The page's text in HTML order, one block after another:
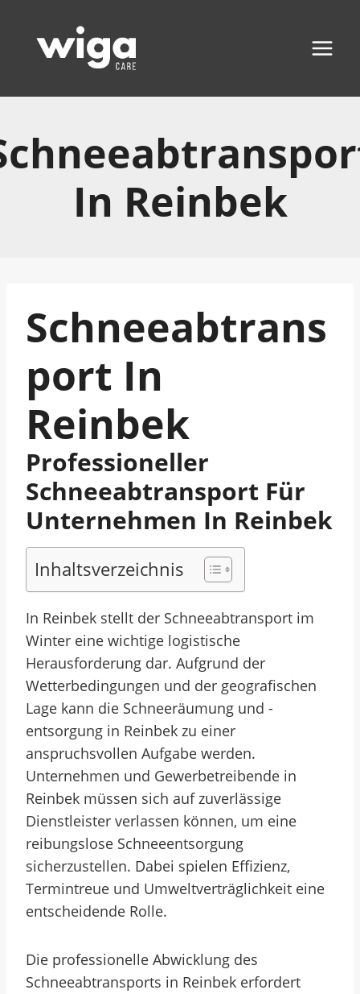
Inhalt
springen
In Reinbek
Schneeabtrans
Port In
Reinbek
Professioneller
Schneeabtransport Für
Unternehmen In Reinbek
Inhaltsverzeichnis
In Reinbek stellt der Schneeabtransport im
Winter eine wichtige logistische
Herausforderung dar. Aufgrund der
Wetterbedingungen und der geografischen
Lage kann die Schneeräumung und -
entsorgung in Reinbek zu einer
anspruchsvollen Aufgabe werden.
Unternehmen und Gewerbetreibende in
Reinbek müssen sich auf zuverlässige
Dienstleister verlassen können, um eine
reibungslose Schneeentsorgung
sicherzustellen. Dabei spielen Effizienz,
Termintreue und Umweltverträglichkeit eine
entscheidende Rolle.
Die professionelle Abwicklung des
Schneeabtransports in Reinbek erfordert